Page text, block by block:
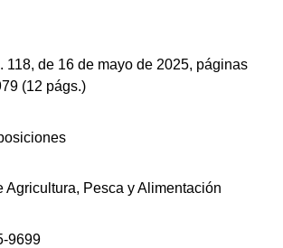
118, de 16 de mayo de 2025, páginas
(12 págs.)
Agricultura, Pesca y Alimentación
9699